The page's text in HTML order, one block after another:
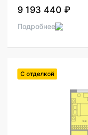
9 193 440 ₽
Подробнее
С отделкой